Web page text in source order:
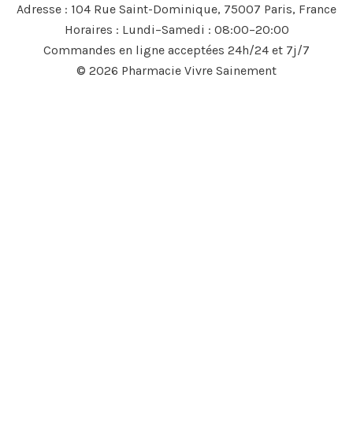
Adresse : 104 Rue Saint-Dominique, 75007 Paris, France
Horaires : Lundi–Samedi : 08:00–20:00
Commandes en ligne acceptées 24h/24 et 7j/7
© 2026 Pharmacie Vivre Sainement